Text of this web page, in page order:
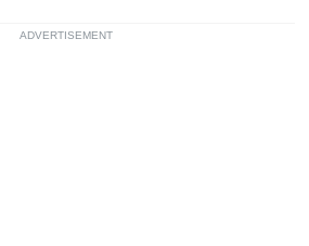
ADVERTISEMENT